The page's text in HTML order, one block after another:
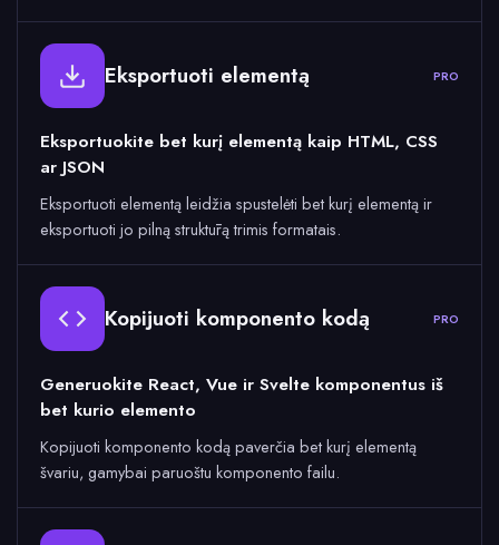
Eksportuoti elementą PRO
Eksportuokite bet kurį elementą kaip HTML, CSS
ar JSON
Eksportuoti elementą leidžia spustelėti bet kurį elementą ir
eksportuoti jo pilną struktūrą trimis formatais.
Kopijuoti komponento kodą PRO
Generuokite React, Vue ir Svelte komponentus iš
bet kurio elemento
Kopijuoti komponento kodą paverčia bet kurį elementą
švariu, gamybai paruoštu komponento failu.